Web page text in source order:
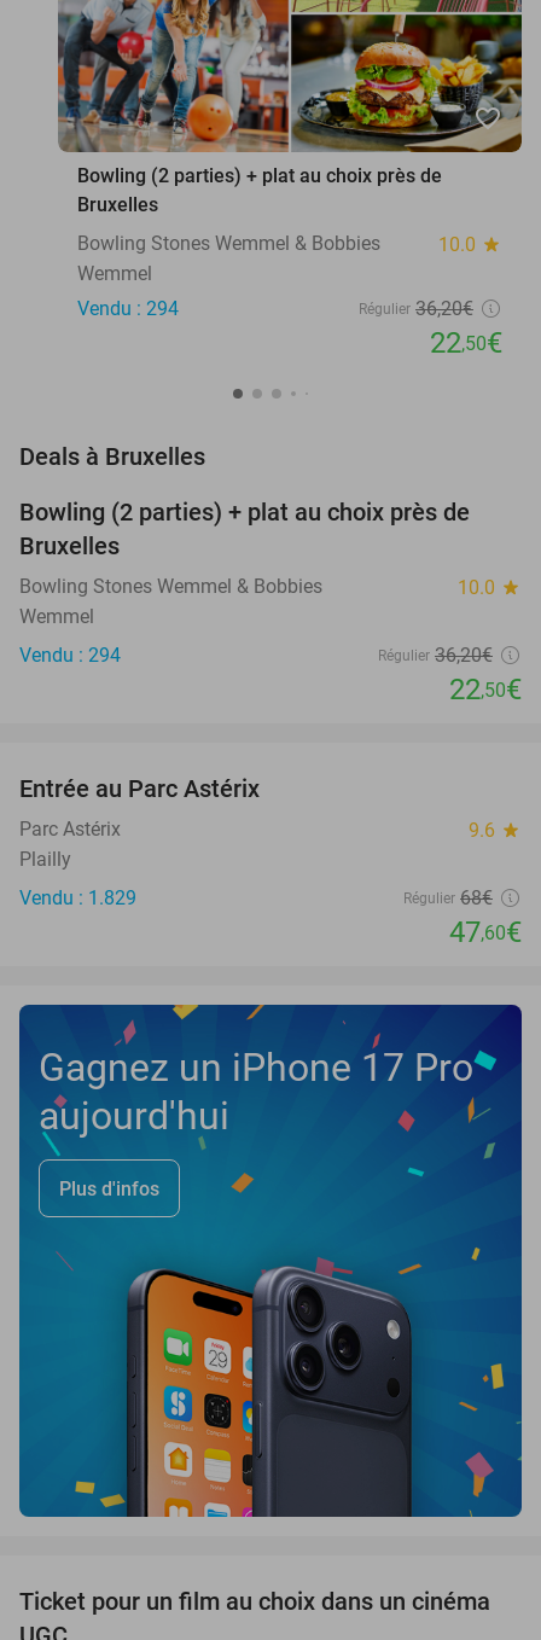
favorite_border
Bowling (2 parties) + plat au choix près de
Bruxelles
Bowling Stones Wemmel & Bobbies
10.0 star
Wemmel
Vendu : 294
Régulier 36,20€
22,50€
Deals à Bruxelles
38%
Bowling (2 parties) + plat au choix près de
Bruxelles
Bowling Stones Wemmel & Bobbies 10.0 star
Wemmel
Vendu : 294
Régulier 36,20€
22,50€
TODAY
Entrée au Parc Astérix
Parc Astérix 9.6 star
Plailly
Vendu : 1.829
Régulier 68€
47,60€
Gagnez un iPhone 17 Pro
aujourd'hui
Plus d'infos
38%
Ticket pour un film au choix dans un cinéma